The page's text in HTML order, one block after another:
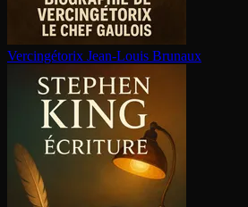
Ver­cin­gé­to­rix Jean-Louis Brunaux